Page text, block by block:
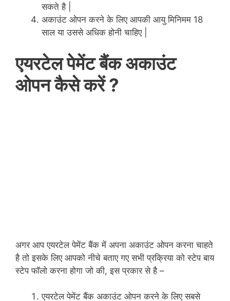
सकते है |
अकाउंट ओपन करने के लिए आपकी आयु मिनिमम 18
साल या उससे अधिक होनी चाहिए |
एयरटेल पेमेंट बैंक अकाउंट
ओपन कैसे करें ?
अगर आप एयरटेल पेमेंट बैंक में अपना अकाउंट ओपन करना चाहते
है तो इसके लिए आपको नीचे बताए गए सभी प्रक्रिया को स्टेप बाय
स्टेप फॉलो करना होगा जो की, इस प्रकार से है –
एयरटेल पेमेंट बैंक अकाउंट ओपन करने के लिए सबसे